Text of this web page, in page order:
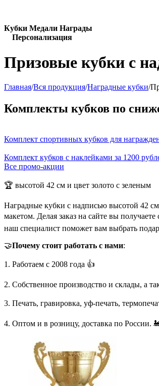
Кубки Медали Награды
Персонализация
Призовые кубки с
Главная/Вся продукция/Наградные кубки/
Комплекты кубков по
Комплект спортивных кубков для
Комплект кубков с наклейками за 1200
Все промо-акции
🏆 высотой 42 см и цвет золото с зеленым
Наградные кубки с надписью высотой 42
макетом. Делая заказ на сайте вы
наш специалист поможет вам выбрать
🤝Почему стоит работать с нами:
1. Работаем с 2008 года 👍
2. Собственное производство и склады, а
3. Печать, гравировка, уф-печать,
4. Оптом и в розницу, доставка по России.